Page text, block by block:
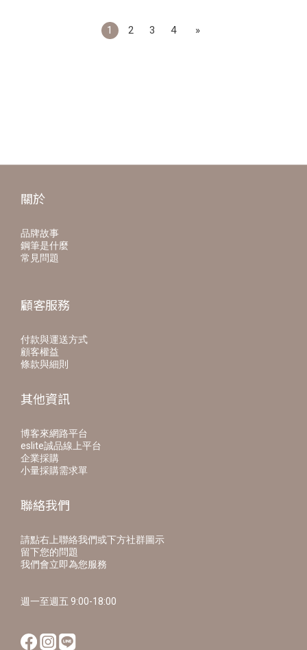
1 2 3 4 »
關於
品牌故事
鋼筆是什麼
常見問題
顧客服務
付款與運送方式
顧客權益
條款與細則
其他資訊
博客來網路平台
eslite誠品線上平台
企業採購
小量採購需求單
聯絡我們
請點右上聯絡我們或下方社群圖示
留下您的問題
我們會立即為您服務
週一至週五 9:00-18:00